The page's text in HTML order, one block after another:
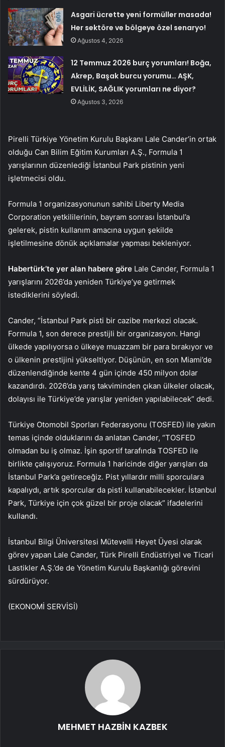
Asgari ücrette yeni formüller masada!
Her sektöre ve bölgeye özel senaryo!
Ağustos 4, 2026
12 Temmuz 2026 burç yorumları! Boğa,
Akrep, Başak burcu yorumu… AŞK,
EVLİLİK, SAĞLIK yorumları ne diyor?
Ağustos 3, 2026
Pirelli Türkiye Yönetim Kurulu Başkanı Lale Cander’in ortak
olduğu Can Bilim Eğitim Kurumları A.Ş., Formula 1
yarışlarının düzenlediği İstanbul Park pistinin yeni
işletmecisi oldu.
Formula 1 organizasyonunun sahibi Liberty Media
Corporation yetkililerinin, bayram sonrası İstanbul’a
gelerek, pistin kullanım amacına uygun şekilde
işletilmesine dönük açıklamalar yapması bekleniyor.
Habertürk’te yer alan habere göre Lale Cander, Formula 1
yarışlarını 2026’da yeniden Türkiye’ye getirmek
istediklerini söyledi.
Cander, “İstanbul Park pisti bir cazibe merkezi olacak.
Formula 1, son derece prestijli bir organizasyon. Hangi
ülkede yapılıyorsa o ülkeye muazzam bir para bırakıyor ve
o ülkenin prestijini yükseltiyor. Düşünün, en son Miami’de
düzenlendiğinde kente 4 gün içinde 450 milyon dolar
kazandırdı. 2026’da yarış takviminden çıkan ülkeler olacak,
dolayısı ile Türkiye’de yarışlar yeniden yapılabilecek” dedi.
Türkiye Otomobil Sporları Federasyonu (TOSFED) ile yakın
temas içinde olduklarını da anlatan Cander, “TOSFED
olmadan bu iş olmaz. İşin sportif tarafında TOSFED ile
birlikte çalışıyoruz. Formula 1 haricinde diğer yarışları da
İstanbul Park’a getireceğiz. Pist yıllardır milli sporculara
kapalıydı, artık sporcular da pisti kullanabilecekler. İstanbul
Park, Türkiye için çok güzel bir proje olacak” ifadelerini
kullandı.
İstanbul Bilgi Üniversitesi Mütevelli Heyet Üyesi olarak
görev yapan Lale Cander, Türk Pirelli Endüstriyel ve Ticari
Lastikler A.Ş.’de de Yönetim Kurulu Başkanlığı görevini
sürdürüyor.
(EKONOMİ SERVİSİ)
MEHMET HAZBİN KAZBEK